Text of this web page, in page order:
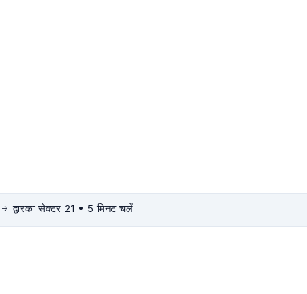
द्वारका सेक्टर 21 • 5 मिनट चलें